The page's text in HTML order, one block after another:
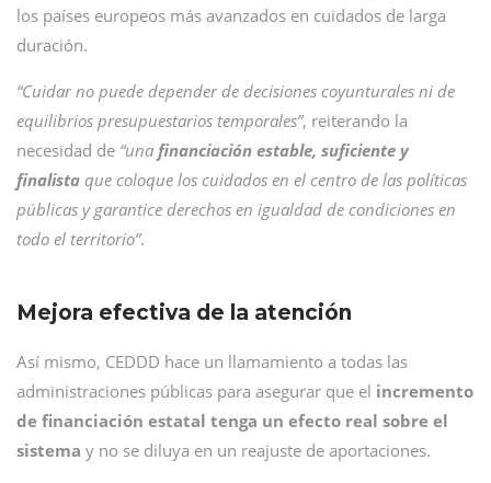
los países europeos más avanzados en cuidados de larga
duración.
“Cuidar no puede depender de decisiones coyunturales ni de
equilibrios presupuestarios temporales”, reiterando la
necesidad de “una financiación estable, suficiente y
finalista que coloque los cuidados en el centro de las políticas
públicas y garantice derechos en igualdad de condiciones en
todo el territorio”.
Mejora efectiva de la atención
Así mismo, CEDDD hace un llamamiento a todas las
administraciones públicas para asegurar que el incremento
de financiación estatal tenga un efecto real sobre el
sistema y no se diluya en un reajuste de aportaciones.